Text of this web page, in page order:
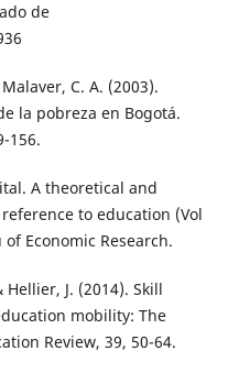
de
C. A. (2003).
la pobreza en Bogotá.
156.
A theoretical and
to education (Vol
Economic Research.
J. (2014). Skill
mobility: The
Review, 39, 50-64.